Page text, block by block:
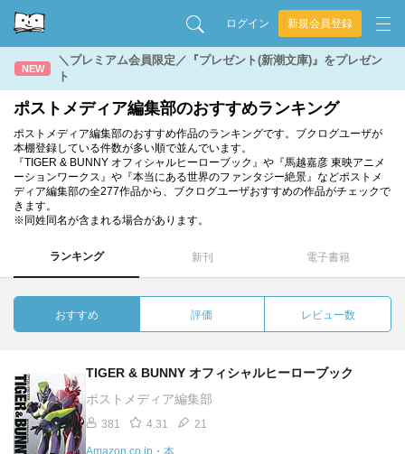
ログイン 新規会員登録
NEW
＼プレミアム会員限定／『プレゼント(新潮文庫)』をプレゼン
ト
ポストメディア編集部のおすすめランキング
ポストメディア編集部のおすすめ作品のランキングです。ブクログユーザが
本棚登録している件数が多い順で並んでいます。
『TIGER & BUNNY オフィシャルヒーローブック』や『馬越嘉彦 東映アニメ
ーションワークス』や『本当にある世界のファンタジー絶景』などポストメ
ディア編集部の全277作品から、ブクログユーザおすすめの作品がチェックで
きます。
※同姓同名が含まれる場合があります。
ランキング 新刊 電子書籍
おすすめ 評価 レビュー数
TIGER & BUNNY オフィシャルヒーローブック
ポストメディア編集部
381 4.31 21
Amazon.co.jp・本